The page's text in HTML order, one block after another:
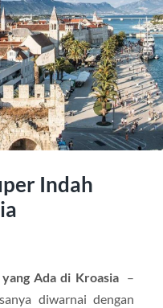
Indah
Ada di Kroasia –
diwarnai dengan